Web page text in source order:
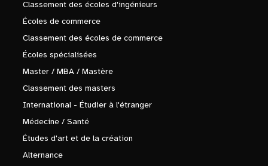
Classement des écoles d'ingénieurs
Écoles de commerce
Classement des écoles de commerce
Écoles spécialisées
Master / MBA / Mastère
Classement des masters
International - Étudier à l'étranger
Médecine / Santé
Études d'art et de la création
Alternance